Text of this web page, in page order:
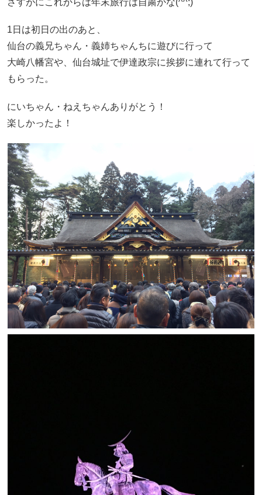
1日は初日の出のあと、
仙台の義兄ちゃん・義姉ちゃんちに遊びに行って
大崎八幡宮や、仙台城址で伊達政宗に挨拶に連れて行って
もらった。
にいちゃん・ねえちゃんありがとう！
楽しかったよ！